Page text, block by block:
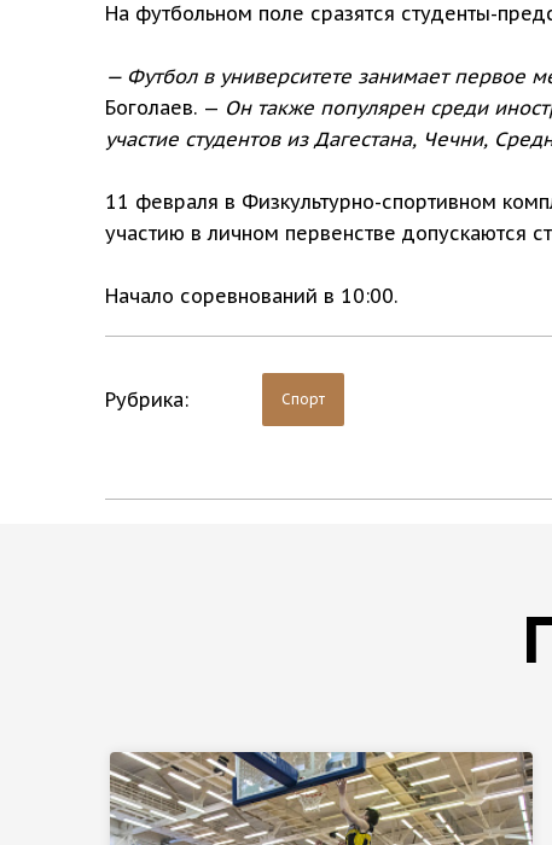
На футбольном поле сразятся студенты-
— Футбол в университете занимает первое
Боголаев. — Он также популярен среди
участие студентов из Дагестана, Чечни,
11 февраля в Физкультурно-спортивном
участию в личном первенстве допускаются
Начало соревнований в 10:00.
Рубрика: Спорт